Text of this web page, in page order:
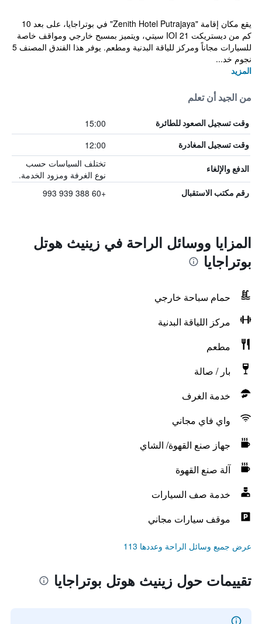
يقع مكان إقامة "Zenith Hotel Putrajaya" في بوتراجايا، على بعد 10
كم من ديستريكت 21 IOI سيتي، ويتميز بمسبح خارجي ومواقف خاصة
للسيارات مجاناً ومركز للياقة البدنية ومطعم. يوفر هذا الفندق المصنف 5
نجوم خد...
المزيد
من الجيد أن تعلم
وقت تسجيل الصعود للطائرة 15:00
وقت تسجيل المغادرة 12:00
الدفع والإلغاء
تختلف السياسات حسب
نوع الغرفة ومزود الخدمة.
رقم مكتب الاستقبال +60 388 939 993
المزايا ووسائل الراحة في زينيث هوتل
بوتراجايا
حمام سباحة خارجي
مركز اللياقة البدنية
مطعم
بار / صالة
خدمة الغرف
واي فاي مجاني
جهاز صنع القهوة/ الشاي
آلة صنع القهوة
خدمة صف السيارات
موقف سيارات مجاني
عرض جميع وسائل الراحة وعددها 113
تقييمات حول زينيث هوتل بوتراجايا